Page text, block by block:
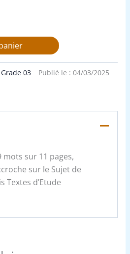
Grade 03 Publié le : 04/03/2025
mots sur 11 pages,
sur le Sujet de
Textes d’Etude